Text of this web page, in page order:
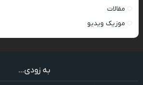
مقالات
موزیک ویدیو
به زودی...